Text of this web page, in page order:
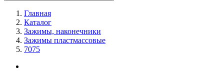
Главная
Каталог
Зажимы, наконечники
Зажимы пластмассовые
7075